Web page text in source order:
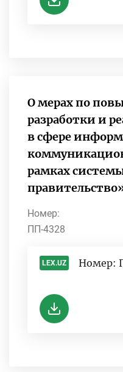
О мерах по
разработки и
в сфере
рамках
Номер:
ПП-4328
LEX.UZ Номер: